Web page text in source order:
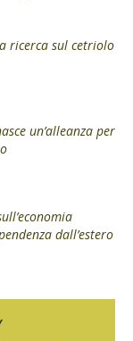
ricerca sul cetriolo
un’alleanza per
dall’estero